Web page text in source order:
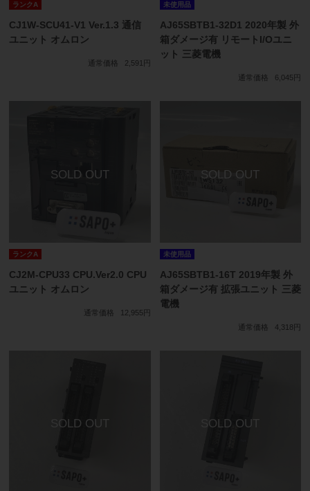
ランクA
CJ1W-SCU41-V1 Ver.1.3 通信
ユニット オムロン
通常価格 2,591円
未使用品
AJ65SBTB1-32D1 2020年製 外
箱ダメージ有 リモートI/Oユニ
ット 三菱電機
通常価格 6,045円
ランクA
CJ2M-CPU33 CPU.Ver2.0 CPU
ユニット オムロン
通常価格 12,955円
未使用品
AJ65SBTB1-16T 2019年製 外
箱ダメージ有 拡張ユニット 三菱
電機
通常価格 4,318円